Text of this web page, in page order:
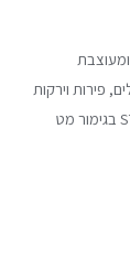
פירות וירקות